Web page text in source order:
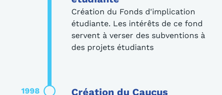
Création du Fonds d'implication
étudiante. Les intérêts de ce fond
servent à verser des subventions à
des projets étudiants
1998 Création du Caucus